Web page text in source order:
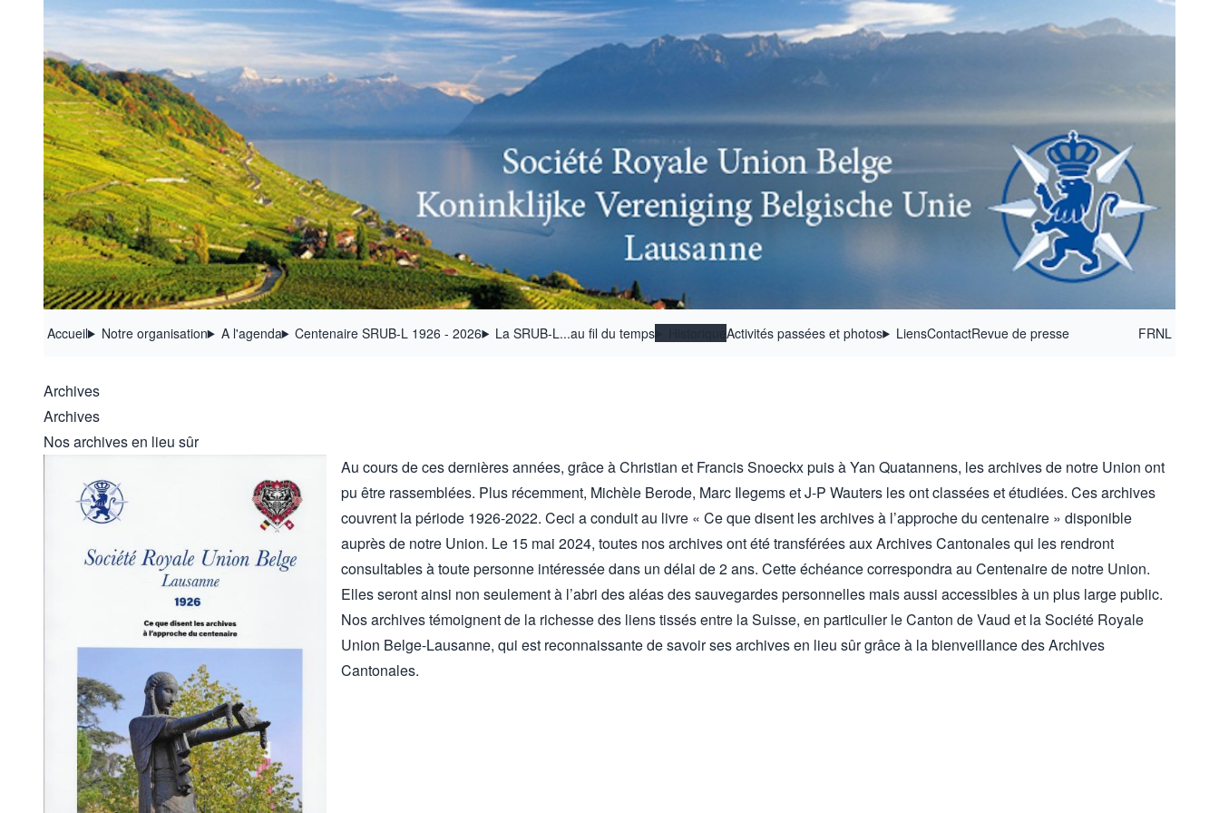
Accueil Notre organisation A l'agenda Centenaire SRUB-L 1926 - 2026 La SRUB-L...au fil du temps HistoriqueActivités passées et photos LiensContactRevue de presse FRNL
Archives
Archives
Nos archives en lieu sûr
Au cours de ces dernières années, grâce à Christian et Francis Snoeckx puis à Yan Quatannens, les archives de notre Union ont
pu être rassemblées. Plus récemment, Michèle Berode, Marc Ilegems et J-P Wauters les ont classées et étudiées. Ces archives
couvrent la période 1926-2022. Ceci a conduit au livre « Ce que disent les archives à l’approche du centenaire » disponible
auprès de notre Union. Le 15 mai 2024, toutes nos archives ont été transférées aux Archives Cantonales qui les rendront
consultables à toute personne intéressée dans un délai de 2 ans. Cette échéance correspondra au Centenaire de notre Union.
Elles seront ainsi non seulement à l’abri des aléas des sauvegardes personnelles mais aussi accessibles à un plus large public.
Nos archives témoignent de la richesse des liens tissés entre la Suisse, en particulier le Canton de Vaud et la Société Royale
Union Belge-Lausanne, qui est reconnaissante de savoir ses archives en lieu sûr grâce à la bienveillance des Archives
Cantonales.